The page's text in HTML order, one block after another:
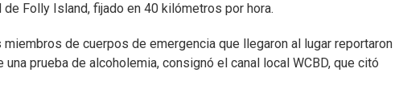
Folly Island, fijado en 40 kilómetros por hora.
de cuerpos de emergencia que llegaron al lugar reportaron
prueba de alcoholemia, consignó el canal local WCBD, que citó